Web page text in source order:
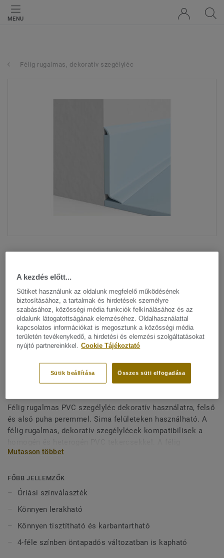
MENU
Félig rugalmas, dekoratív szegélyléc
Minden dizájn megtekitése. (33)
All Accessories|Befejező munkák |Szegélylécek
Félig rugalmas, dekoratív
szegélyléc - KS 61 ROSE
WOOD
Félig rugalmas PVC szegélyléc dekoratív használatra, felső
és alsó puha peremmel. Sima felületeken használható. A
félig rugalmas, dekoratív szegélylécek kompatibilisek a
rugalmas, dekoratív szegélylécek nagyon nagy
a Tarkett padlóburkolatokkal. A félig rugalmas szerkezetük
nagyon könnyűvé teszi a lerakásukat.
Mutasson többet
FŐBB JELLEMZŐK
Óriási színválaszték
Könnyen lerakható
Könnyen tisztítható és karbantartható
4-féle színben öntapadós változatban is kapható
A kezdés előtt...
Sütiket használunk az oldalunk megfelelő működésének
biztosításához, a tartalmak és hirdetések személyre
szabásához, közösségi média funkciók felkínálásához és az
oldalunk látogatottságának elemzéséhez. Oldalhasználattal
kapcsolatos információkat is megosztunk a közösségi média
területén tevékenykedő, a hirdetési és elemzési szolgáltatásokat
nyújtó partnereinkkel. Cookie Tájékoztató
Összes süti elfogadása
Sütik beállítása